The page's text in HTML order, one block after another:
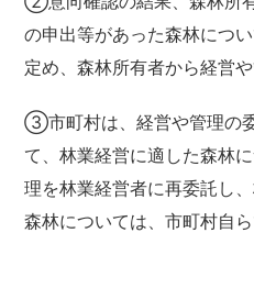
の申出等があった森林につ
定め、森林所有者から経営
➂市町村は、経営や管理の
て、林業経営に適した森林
理を林業経営者に再委託し
森林については、市町村自